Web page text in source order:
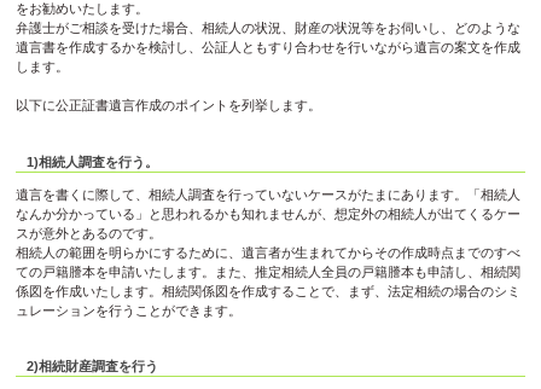
をお勧めいたします。
弁護士がご相談を受けた場合、相続人の状況、財産の状況等をお伺いし、どのような
遺言書を作成するかを検討し、公証人ともすり合わせを行いながら遺言の案文を作成
します。
以下に公正証書遺言作成のポイントを列挙します。
1)相続人調査を行う。
遺言を書くに際して、相続人調査を行っていないケースがたまにあります。「相続人
なんか分かっている」と思われるかも知れませんが、想定外の相続人が出てくるケー
スが意外とあるのです。
相続人の範囲を明らかにするために、遺言者が生まれてからその作成時点までのすべ
ての戸籍謄本を申請いたします。また、推定相続人全員の戸籍謄本も申請し、相続関
係図を作成いたします。相続関係図を作成することで、まず、法定相続の場合のシミ
ュレーションを行うことができます。
2)相続財産調査を行う